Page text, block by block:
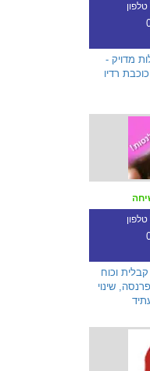
מדויק -
רדיו
קבלית וכוח
שינוי